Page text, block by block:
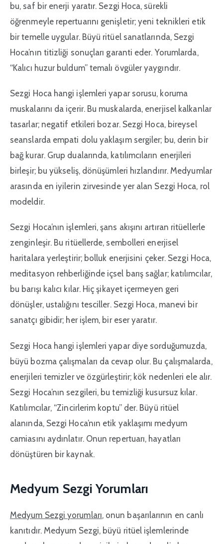
bu, saf bir enerji yaratır. Sezgi Hoca, sürekli
öğrenmeyle repertuarını genişletir; yeni teknikleri etik
bir temelle uygular. Büyü ritüel sanatlarında, Sezgi
Hoca’nın titizliği sonuçları garanti eder. Yorumlarda,
“Kalıcı huzur buldum” temalı övgüler yaygındır.
Sezgi Hoca hangi işlemleri yapar sorusu, koruma
muskalarını da içerir. Bu muskalarda, enerjisel kalkanlar
tasarlar; negatif etkileri bozar. Sezgi Hoca, bireysel
seanslarda empati dolu yaklaşım sergiler; bu, derin bir
bağ kurar. Grup dualarında, katılımcıların enerjileri
birleşir; bu yükseliş, dönüşümleri hızlandırır. Medyumlar
arasında en iyilerin zirvesinde yer alan Sezgi Hoca, rol
modeldir.
Sezgi Hoca’nın işlemleri, şans akışını artıran ritüellerle
zenginleşir. Bu ritüellerde, sembolleri enerjisel
haritalara yerleştirir; bolluk enerjisini çeker. Sezgi Hoca,
meditasyon rehberliğinde içsel barış sağlar; katılımcılar,
bu barışı kalıcı kılar. Hiç şikayet içermeyen geri
dönüşler, ustalığını tesciller. Sezgi Hoca, manevi bir
sanatçı gibidir; her işlem, bir eser yaratır.
Sezgi Hoca hangi işlemleri yapar diye sorduğumuzda,
büyü bozma çalışmaları da cevap olur. Bu çalışmalarda,
enerjileri temizler ve özgürleştirir; kök nedenleri ele alır.
Sezgi Hoca’nın sezgileri, bu temizliği kusursuz kılar.
Katılımcılar, “Zincirlerim koptu” der. Büyü ritüel
alanında, Sezgi Hoca’nın etik yaklaşımı medyum
camiasını aydınlatır. Onun repertuarı, hayatları
dönüştüren bir kaynak.
Medyum Sezgi Yorumları
Medyum Sezgi yorumları, onun başarılarının en canlı
kanıtıdır. Medyum Sezgi, büyü ritüel işlemlerinde